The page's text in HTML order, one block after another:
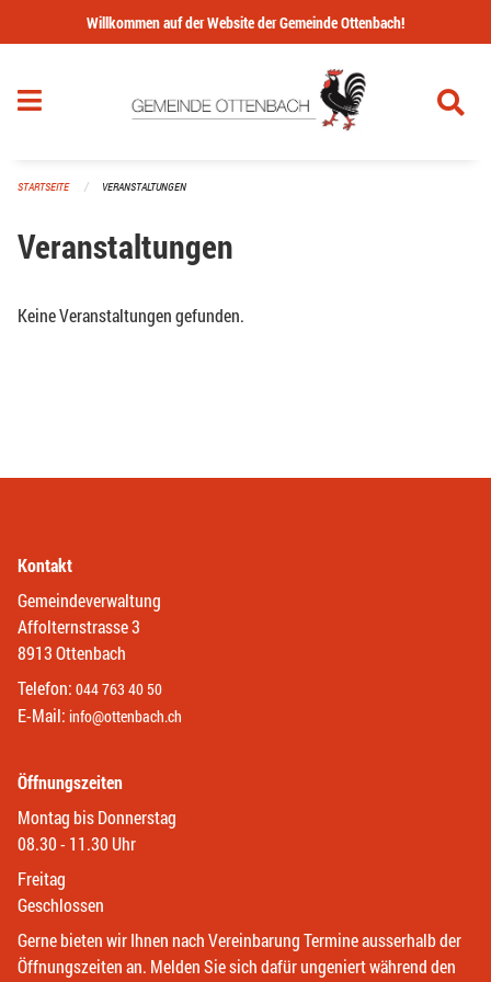
Navigation überspringen
Willkommen auf der Website der Gemeinde Ottenbach!
STARTSEITE VERANSTALTUNGEN
Veranstaltungen
Keine Veranstaltungen gefunden.
Kontakt
Gemeindeverwaltung
Affolternstrasse 3
8913 Ottenbach
Telefon: 044 763 40 50
E-Mail: info@ottenbach.ch
Öffnungszeiten
Montag bis Donnerstag
08.30 - 11.30 Uhr
Freitag
Geschlossen
Gerne bieten wir Ihnen nach Vereinbarung Termine ausserhalb der
Öffnungszeiten an. Melden Sie sich dafür ungeniert während den